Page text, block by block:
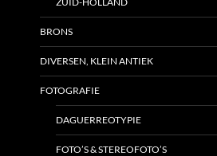
BRONS
DIVERSEN, KLEIN ANTIEK
FOTOGRAFIE
DAGUERREOTYPIE
FOTO’S & STEREOFOTO’S